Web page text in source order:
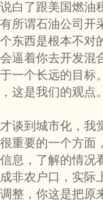
白了跟美国燃油
所谓石油公司开
东西是根本不对
逼着你去开发混
一个长远的目标
这是我们的观点
谈到城市化，我
重要的一个方面
息，了解的情况
非农户口，实际
整，你这是把原